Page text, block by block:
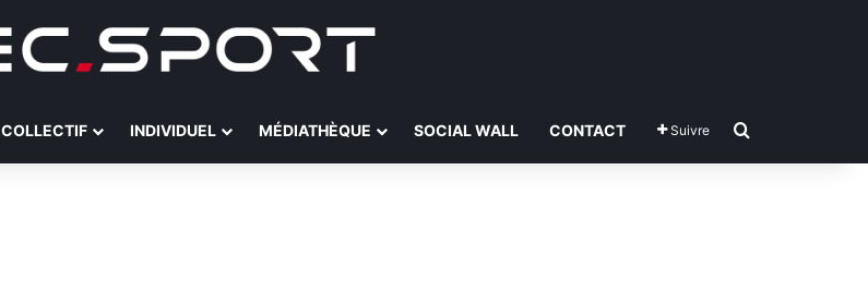
COLLECTIF INDIVIDUEL MÉDIATHÈQUE SOCIAL WALL CONTACT Suivre